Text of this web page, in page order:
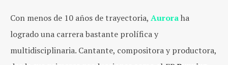
Con menos de 10 años de trayectoria, Auroraha
logrado una carrera bastante prolífica y
multidisciplinaria. Cantante, compositora y productora,